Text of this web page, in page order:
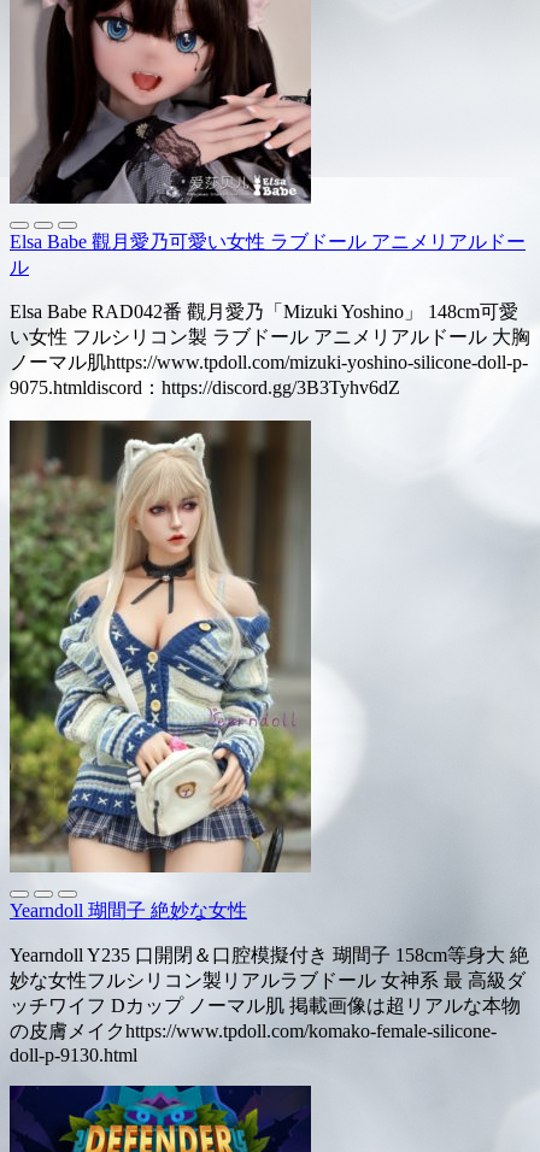
Elsa Babe 觀月愛乃可愛い女性 ラブドール アニメリアルドー
ル
Elsa Babe RAD042番 觀月愛乃「Mizuki Yoshino」 148cm可愛
い女性 フルシリコン製 ラブドール アニメリアルドール 大胸
ノーマル肌https://www.tpdoll.com/mizuki-yoshino-silicone-doll-p-
9075.htmldiscord：https://discord.gg/3B3Tyhv6dZ
Yearndoll 瑚間子 絶妙な女性
Yearndoll Y235 口開閉＆口腔模擬付き 瑚間子 158cm等身大 絶
妙な女性フルシリコン製リアルラブドール 女神系 最 高級ダ
ッチワイフ Dカップ ノーマル肌 掲載画像は超リアルな本物
の皮膚メイクhttps://www.tpdoll.com/komako-female-silicone-
doll-p-9130.html